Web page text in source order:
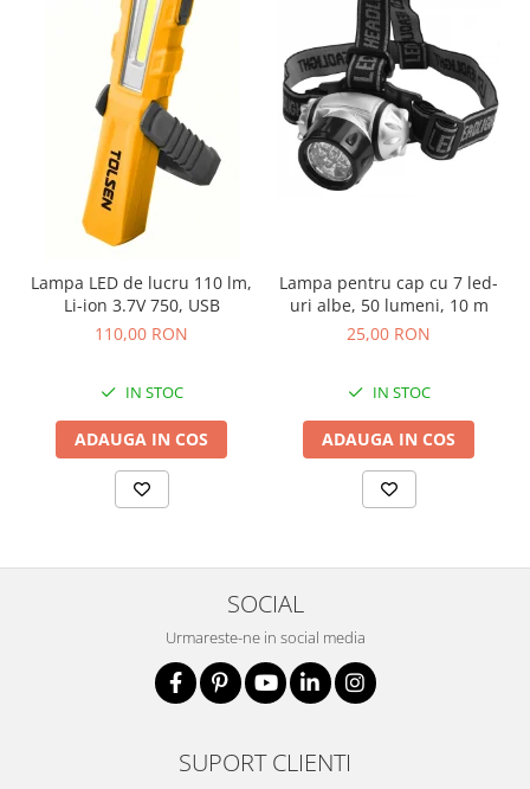
Capsatoare si pistoale pneumatice
Consumabile scule electrice
Accesorii abrazive
Accesorii pentru lustruire
Accesorii pentru slefuire
Discuri pentru debitare
Varfuri si discuri diamantate
Iluminat si electrice
Masini de amestecat si vopsit
Masini multifunctionale
Polizoare unghiulare
Lampa LED de lucru 110 lm,
Li-ion 3.7V 750, USB
110,00 RON
IN STOC
ADAUGA IN COS
Lampa pentru cap cu 7 led-
uri albe, 50 lumeni, 10 m
25,00 RON
IN STOC
ADAUGA IN COS
SOCIAL
Urmareste-ne in social media
SUPORT CLIENTI